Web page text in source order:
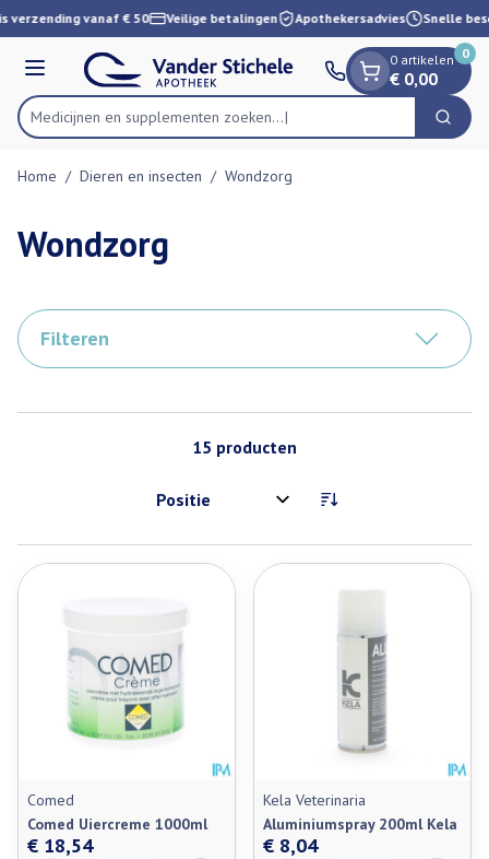
Ga naar de inhoud
1 van 1
verzending vanaf € 50 Veilige betalingen Apothekersadvies Snelle
Menu
Product, merk, categorie...
Medicijnen en supplementen Zoek
0 artikelen
€ 0,00
0
Home / Dieren en insecten / Wondzorg
Wondzorg
Filteren
15 producten
Sorteer op:
Comed
Comed Uiercreme 1000ml
€ 18,54
Kela Veterinaria
Aluminiumspray 200ml Kela
€ 8,04